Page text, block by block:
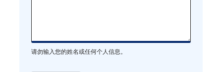
请勿输入您的姓名或任何个人信息。